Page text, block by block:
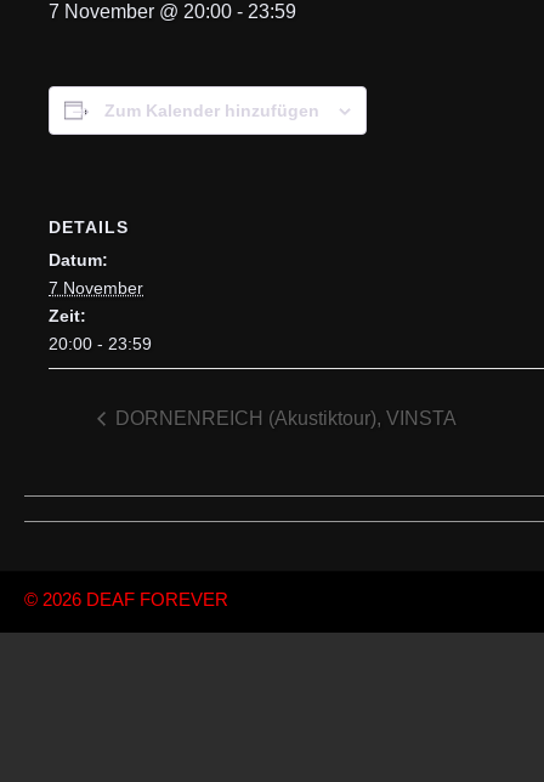
7 November @ 20:00 - 23:59
Zum Kalender hinzufügen
DETAILS
Datum:
7 November
Zeit:
20:00 - 23:59
DORNENREICH (Akustiktour), VINSTA
© 2026 DEAF FOREVER